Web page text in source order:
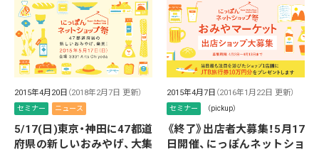
2015年4月20日 （2018年2月7日 更新）
セミナー ニュース
5/17(日)東京・神田に47都道
府県の新しいおみやげ、大集
2015年4月7日 （2016年1月22日 更新）
セミナー （pickup）
《終了》出店者大募集！5月17
日開催、にっぽんネットショ